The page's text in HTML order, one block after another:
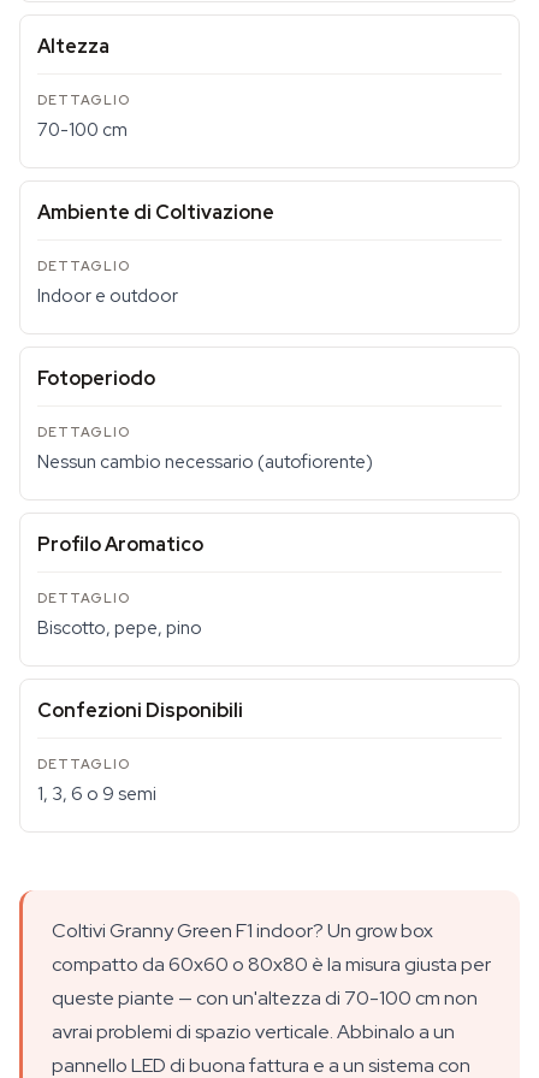
Altezza
70-100 cm
Ambiente di Coltivazione
Indoor e outdoor
Fotoperiodo
Nessun cambio necessario (autofiorente)
Profilo Aromatico
Biscotto, pepe, pino
Confezioni Disponibili
1, 3, 6 o 9 semi
Coltivi Granny Green F1 indoor? Un grow box
compatto da 60x60 o 80x80 è la misura giusta per
queste piante — con un'altezza di 70-100 cm non
avrai problemi di spazio verticale. Abbinalo a un
pannello LED di buona fattura e a un sistema con